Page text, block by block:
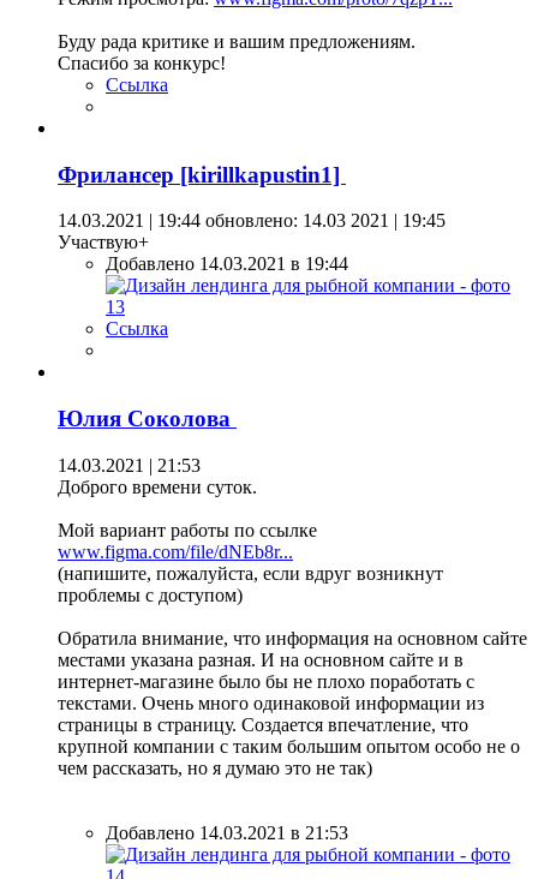
Буду рада критике и вашим предложениям.
Спасибо за конкурс!
Ссылка
Фрилансер [kirillkapustin1]
14.03.2021 | 19:44 обновлено: 14.03 2021 | 19:45
Участвую+
Добавлено 14.03.2021 в 19:44
Ссылка
Юлия Соколова
14.03.2021 | 21:53
Доброго времени суток.
Мой вариант работы по ссылке
www.figma.com/file/dNEb8r...
(напишите, пожалуйста, если вдруг возникнут
проблемы с доступом)
Обратила внимание, что информация на основном сайте
местами указана разная. И на основном сайте и в
интернет-магазине было бы не плохо поработать с
текстами. Очень много одинаковой информации из
страницы в страницу. Создается впечатление, что
крупной компании с таким большим опытом особо не о
чем рассказать, но я думаю это не так)
Добавлено 14.03.2021 в 21:53